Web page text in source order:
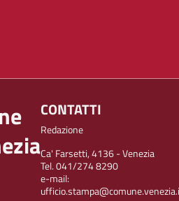
CONTATTI
Redazione
Ca' Farsetti, 4136 - Venezia
Tel. 041/274 8290
e-mail: